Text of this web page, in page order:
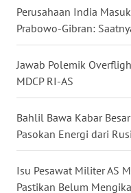
Perusahaan India
Prabowo-Gibran:
Jawab Polemik
MDCP RI-AS
Bahlil Bawa Kabar
Pasokan Energi dari
Isu Pesawat Militer AS
Pastikan Belum
WN
BENGKULU
LAMPUNG
JATENG